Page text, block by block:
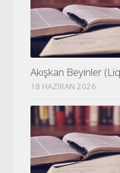
Akışkan Beyinler
18 HAZIRAN 2026